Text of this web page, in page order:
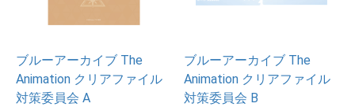
ブルーアーカイブ The
Animation クリアファイル
対策委員会 A
ブルーアーカイブ The
Animation クリアファイル
対策委員会 B